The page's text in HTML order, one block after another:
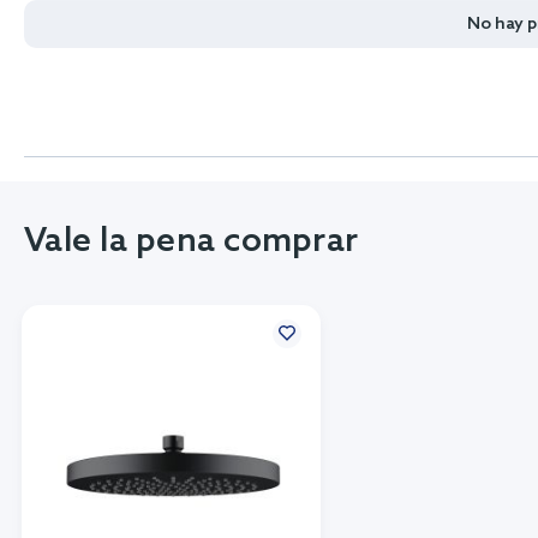
No hay
Vale la pena comprar